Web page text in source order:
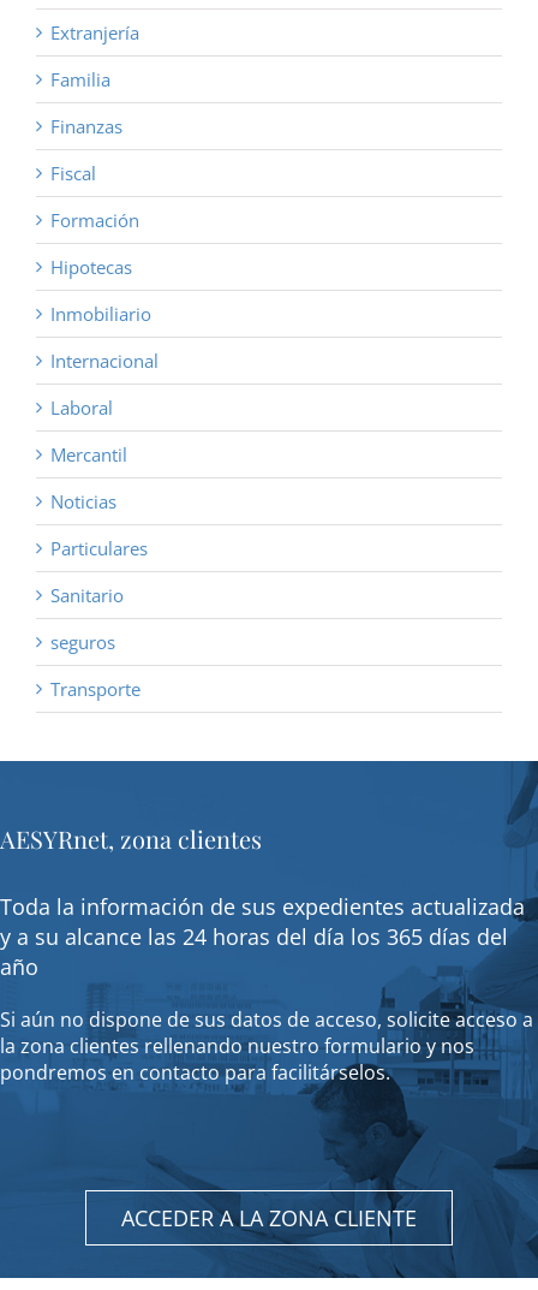
Extranjería
Familia
Finanzas
Fiscal
Formación
Hipotecas
Inmobiliario
Internacional
Laboral
Mercantil
Noticias
Particulares
Sanitario
seguros
Transporte
AESYRnet, zona clientes
Toda la información de sus expedientes actualizada
y a su alcance las 24 horas del día los 365 días del
año
Si aún no dispone de sus datos de acceso, solicite acceso a
la zona clientes rellenando nuestro formulario y nos
pondremos en contacto para facilitárselos.
ACCEDER A LA ZONA CLIENTE